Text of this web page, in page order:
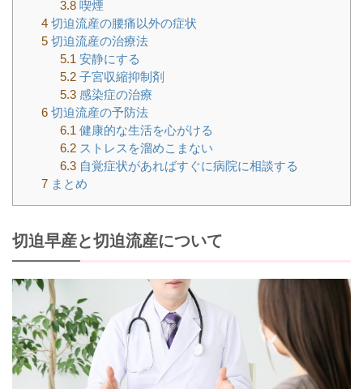
3.8喫煙
4 切迫流産の腰痛以外の症状
5 切迫流産の治療法
5.1 安静にする
5.2子宮収縮抑制剤
5.3感染症の治療
6 切迫流産の予防法
6.1 健康的な生活を心がける
6.2ストレスを溜めこまない
6.3自覚症状があればすぐに病院に相談する
7 まとめ
切迫早産と切迫流産について